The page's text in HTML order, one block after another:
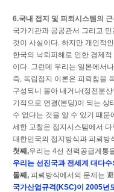
6.국내 접지 및 피뢰시스템의
국가기관과 공공관서 그리고
것이 사실이다. 하지만 개인적
한국의 낙뢰피해로 인한 경제
이다. 그런데 우리는 일본에서
즉, 독립접지 이론은 피뢰침을
구성되니 몰아 내거나(정전분
기적으로 연결(본딩)이 되는 상
수 없다는 것을 알 수 있기 때
세한 고찰은 접지시스템에서
대한민국의 접지방식과 피뢰방
첫째,우리는 4선 전력공급계통
우리는 선진국과 전세계 대다
둘째, 피뢰방식에서의 문제는
국가산업규격(KSC)이 2005년